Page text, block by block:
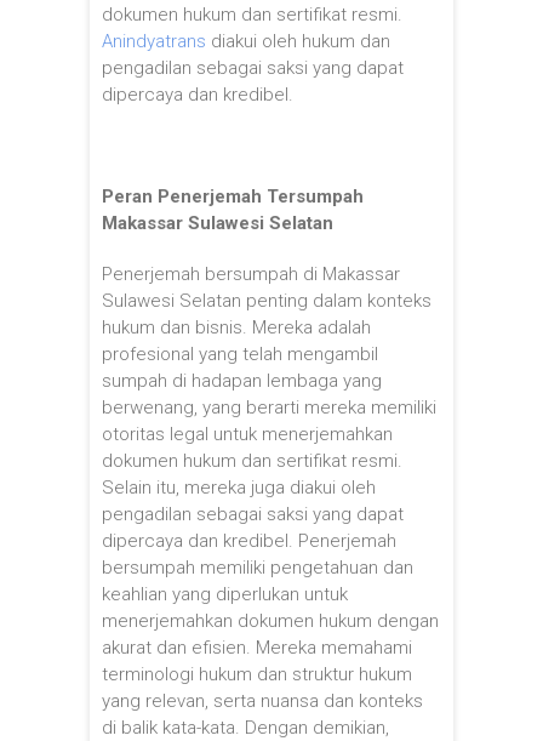
dokumen hukum dan sertifikat resmi.
Anindyatrans diakui oleh hukum dan
pengadilan sebagai saksi yang dapat
dipercaya dan kredibel.
Peran Penerjemah Tersumpah
Makassar Sulawesi Selatan
Penerjemah bersumpah di Makassar
Sulawesi Selatan penting dalam konteks
hukum dan bisnis. Mereka adalah
profesional yang telah mengambil
sumpah di hadapan lembaga yang
berwenang, yang berarti mereka memiliki
otoritas legal untuk menerjemahkan
dokumen hukum dan sertifikat resmi.
Selain itu, mereka juga diakui oleh
pengadilan sebagai saksi yang dapat
dipercaya dan kredibel. Penerjemah
bersumpah memiliki pengetahuan dan
keahlian yang diperlukan untuk
menerjemahkan dokumen hukum dengan
akurat dan efisien. Mereka memahami
terminologi hukum dan struktur hukum
yang relevan, serta nuansa dan konteks
di balik kata-kata. Dengan demikian,